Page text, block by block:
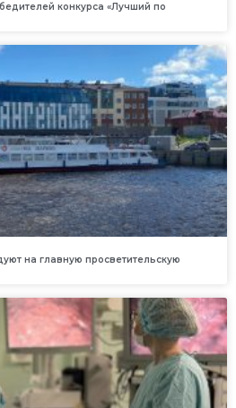
конкурса «Лучший по
на главную просветительскую